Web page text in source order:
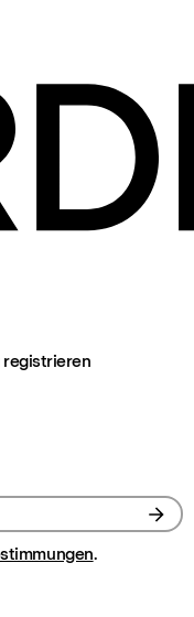
registrieren
.